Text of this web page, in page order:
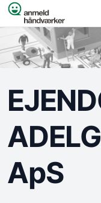
Spring til indhold
ApS